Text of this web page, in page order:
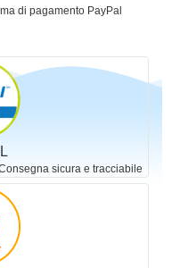
di pagamento PayPal
sicura e tracciabile